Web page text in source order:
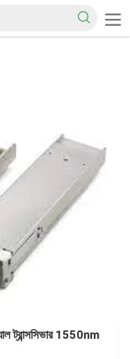
ট্রান্সসিভার 1550nm